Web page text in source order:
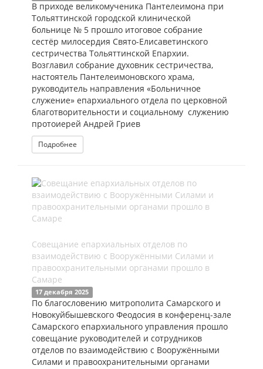
В приходе великомученика Пантелеимона при
Тольяттинской городской клинической
больнице № 5 прошло итоговое собрание
сестёр милосердия Свято-Елисаветинского
сестричества Тольяттинской Епархии.
Возглавил собрание духовник сестричества,
настоятель Пантелеимоновского храма,
руководитель направления «Больничное
служение» епархиального отдела по церковной
благотворительности и социальному служению
протоиерей Андрей Гриев
Подробнее
Совещание епархиальных отделов по
взаимодействию с Вооружёнными Силами и
правоохранительными органами прошло в
Самаре
17 декабря 2025
По благословению митрополита Самарского и
Новокуйбышевского Феодосия в конференц-зале
Самарского епархиального управления прошло
совещание руководителей и сотрудников
отделов по взаимодействию с Вооружёнными
Силами и правоохранительными органами